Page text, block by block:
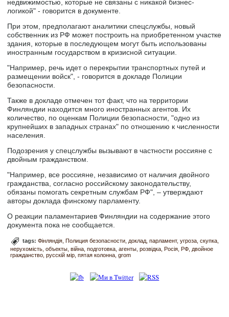
недвижимостью, которые не связаны с никакой бизнес-
логикой" - говорится в документе.
При этом, предполагают аналитики спецслужбы, новый
собственник из РФ может построить на приобретенном участке
здания, которые в последующем могут быть использованы
иностранным государством в кризисной ситуации.
"Например, речь идет о перекрытии транспортных путей и
размещении войск", - говорится в докладе Полиции
безопасности.
Также в докладе отмечен тот факт, что на территории
Финляндии находится много иностранных агентов. Их
количество, по оценкам Полиции безопасности, "одно из
крупнейших в западных странах" по отношению к численности
населения.
Подозрения у спецслужбы вызывают в частности россияне с
двойным гражданством.
"Например, все россияне, независимо от наличия двойного
гражданства, согласно российскому законодательству,
обязаны помогать секретным службам РФ", – утверждают
авторы доклада финскому парламенту.
О реакции паламентариев Финляндии на содержание этого
документа пока не сообщается.
tags:Фінляндія Полиция безопасности доклад парламент угроза скупка
нерухомість объекты війна подготовка агенты розвідка Росія РФ двойное
гражданство русскій мір пятая колонна grom